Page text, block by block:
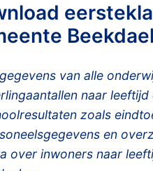
van alle
naar
zoals
en
over inwoners naar